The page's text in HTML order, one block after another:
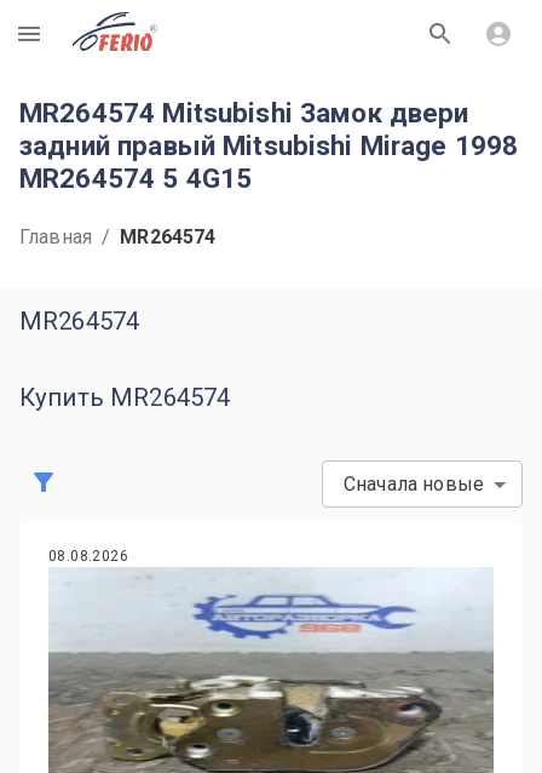
R
MR264574 Mitsubishi Замок двери
задний правый Mitsubishi Mirage 1998
MR264574 5 4G15
Главная / MR264574
MR264574
Купить MR264574
Сначала новые
08.08.2026